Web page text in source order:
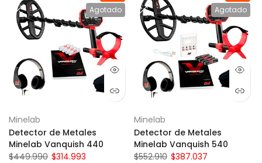
Agotado
Minelab
Detector de Metales
Minelab Vanquish 440
$449.990 $314.993
Agotado
Minelab
Detector de Metales
Minelab Vanquish 540
$552.910 $387.037